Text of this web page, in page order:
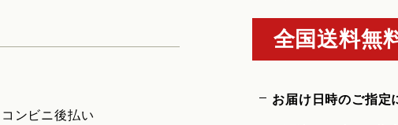
コンビニ後払い
全国送料無料
お届け日時のご指定